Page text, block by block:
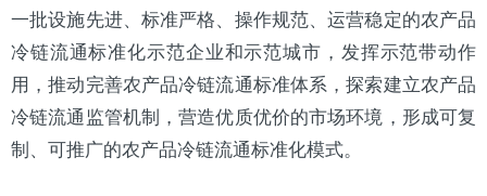
一批设施先进、标准严格、操作规范、运营稳定的农产品
冷链流通标准化示范企业和示范城市，发挥示范带动作
用，推动完善农产品冷链流通标准体系，探索建立农产品
冷链流通监管机制，营造优质优价的市场环境，形成可复
制、可推广的农产品冷链流通标准化模式。